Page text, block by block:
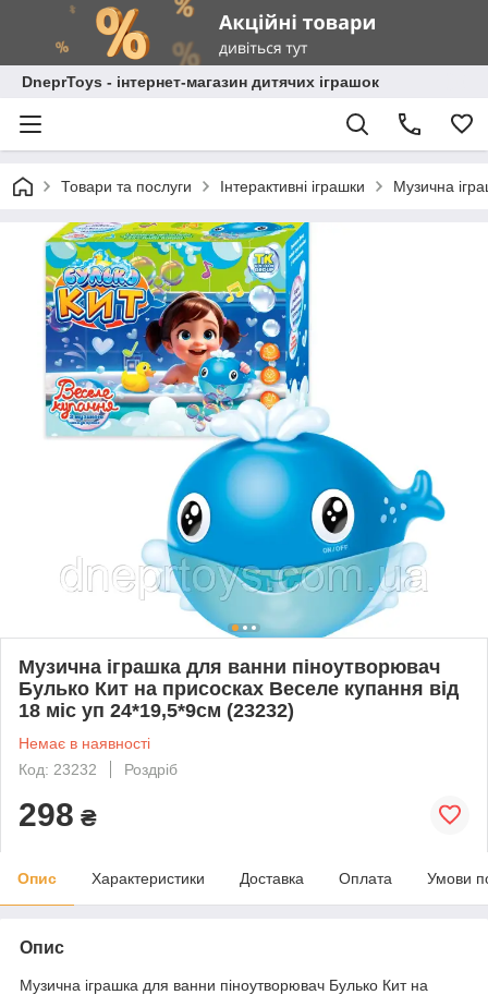
DneprToys - інтернет-магазин дитячих іграшок
Товари та послуги Інтерактивні іграшки Музична
Музична іграшка для ванни піноутворювач
Булько Кит на присосках Веселе купання від
18 міс уп 24*19,5*9см (23232)
Немає в наявності
Код: 23232
Роздріб
298 ₴
Опис Характеристики Доставка Оплата Умови
Опис
Музична іграшка для ванни піноутворювач Булько Кит на